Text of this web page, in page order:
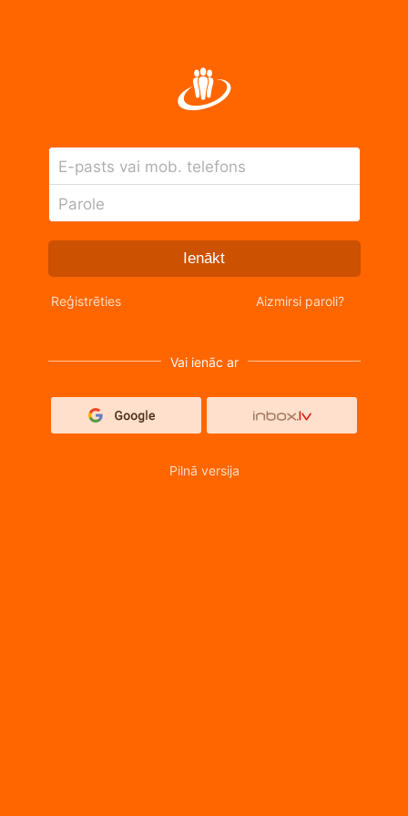
E-pasts vai mob. telefons
Parole
Ienākt
Reģistrēties Aizmirsi paroli?
Vai ienāc ar
Pilnā versija